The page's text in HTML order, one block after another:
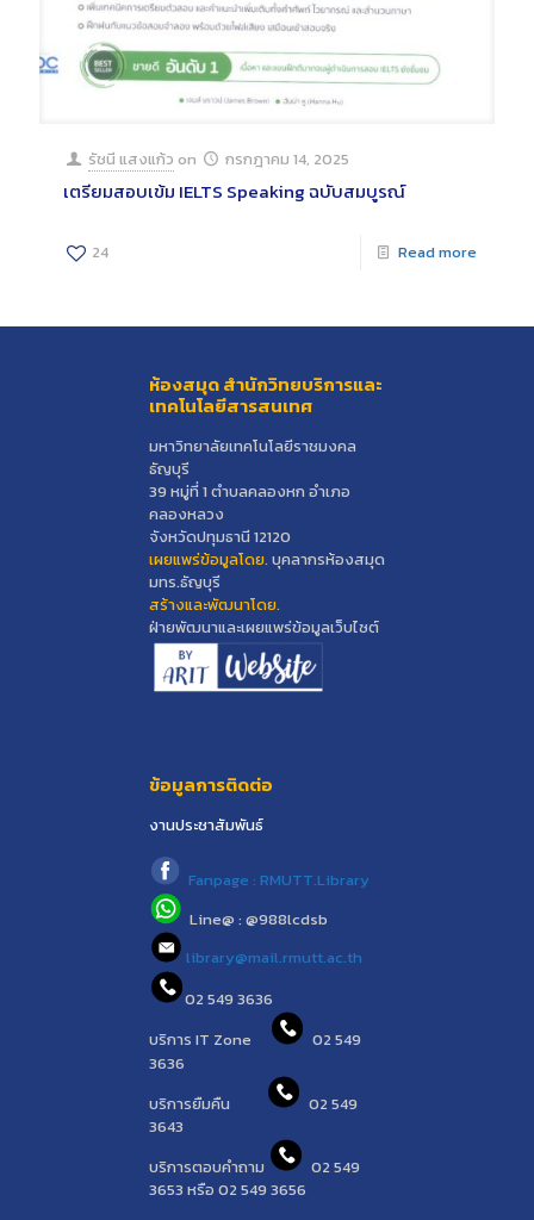
รัชนี แสงแก้ว on กรกฎาคม 14, 2025
เตรียมสอบเข้ม IELTS Speaking ฉบับสมบูรณ์
24 Read more
ห้องสมุด สำนักวิทยบริการและ
เทคโนโลยีสารสนเทศ
มหาวิทยาลัยเทคโนโลยีราชมงคล
ธัญบุรี
39 หมู่ที่ 1 ตำบลคลองหก อำเภอ
คลองหลวง
จังหวัดปทุมธานี 12120
เผยแพร่ข้อมูลโดย.บุคลากรห้องสมุด
มทร.ธัญบุรี
สร้างและพัฒนาโดย.
ฝ่ายพัฒนาและเผยแพร่ข้อมูลเว็บไซต์
ข้อมูลการติดต่อ
งานประชาสัมพันธ์
Fanpage : RMUTT.Library
Line@ : @988lcdsb
library@mail.rmutt.ac.th
02 549 3636
บริการ IT Zone
02 549
3636
บริการยืมคืน
02 549
3643
บริการตอบคำถาม
02 549
3653 หรือ 02 549 3656